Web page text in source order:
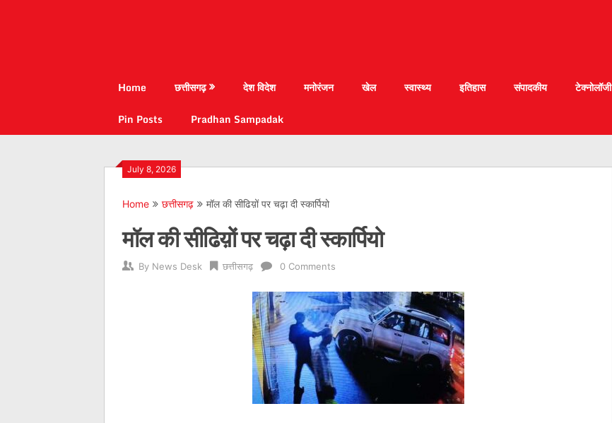
Home छत्तीसगढ़ देश विदेश मनोरंजन खेल स्वास्थ्य इतिहास संपादकीय टेक्नोलॉजी
Pin Posts
Pradhan Sampadak
July 8, 2026
Home छत्तीसगढ़ मॉल की सीढिय़ों पर चढ़ा दी स्कार्पियो
मॉल की सीढिय़ों पर चढ़ा दी स्कार्पियो
By News Desk छत्तीसगढ़ 0 Comments